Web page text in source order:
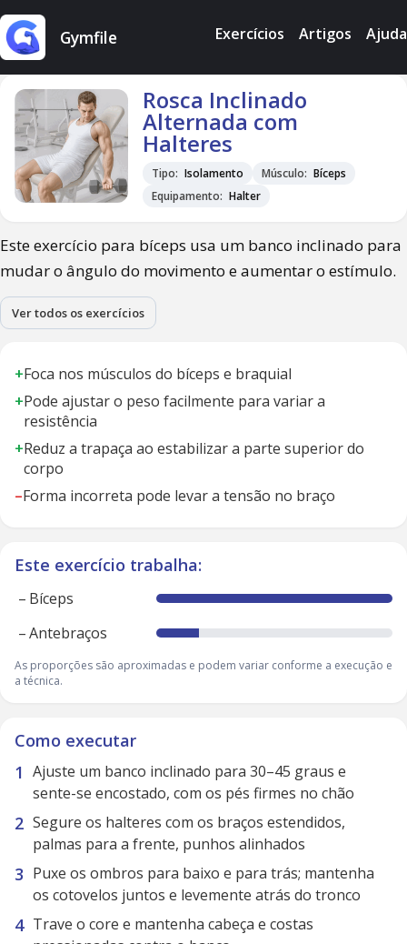
Gymfile Exercícios Artigos Ajuda
Rosca Inclinado
Alternada com
Halteres
Tipo: Isolamento Músculo: Bíceps
Equipamento: Halter
Este exercício para bíceps usa um banco inclinado para
mudar o ângulo do movimento e aumentar o estímulo.
Ver todos os exercícios
+Foca nos músculos do bíceps e braquial
+Pode ajustar o peso facilmente para variar a
resistência
+Reduz a trapaça ao estabilizar a parte superior do
corpo
–Forma incorreta pode levar a tensão no braço
Este exercício trabalha:
– Bíceps
–Antebraços
As proporções são aproximadas e podem variar conforme a execução e
a técnica.
Como executar
Ajuste um banco inclinado para 30–45 graus e
sente-se encostado, com os pés firmes no chão
Segure os halteres com os braços estendidos,
palmas para a frente, punhos alinhados
Puxe os ombros para baixo e para trás; mantenha
os cotovelos juntos e levemente atrás do tronco
Trave o core e mantenha cabeça e costas